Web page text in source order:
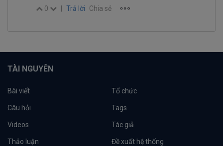
0 Trả lời Chia sẻ
TÀI NGUYÊN
Bài viết Tổ chức
Câu hỏi Tags
Videos Tác giả
Thảo luận Đề xuất hệ thống